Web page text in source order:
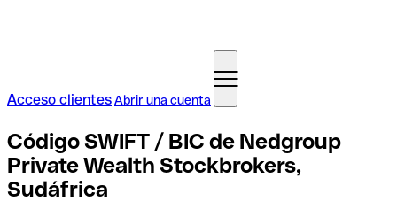
Acceso clientesAbrir una cuenta
Código SWIFT / BIC de Nedgroup
Private Wealth Stockbrokers,
Sudáfrica